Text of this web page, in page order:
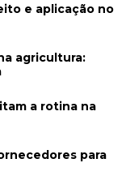
e aplicação no
agricultura:
a rotina na
para